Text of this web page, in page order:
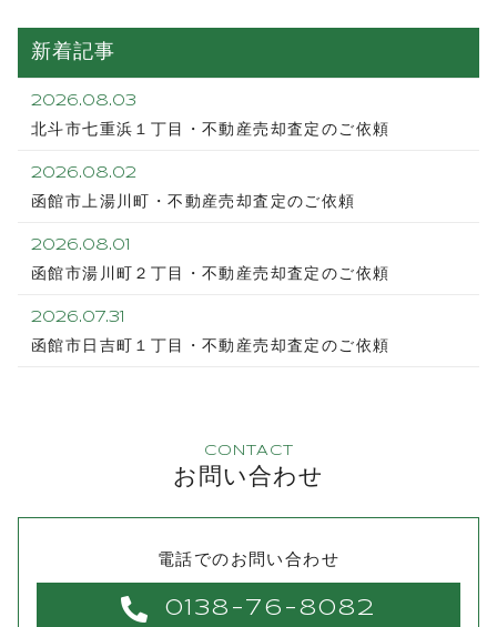
新着記事
2026.08.03
北斗市七重浜１丁目・不動産売却査定のご依頼
2026.08.02
函館市上湯川町・不動産売却査定のご依頼
2026.08.01
函館市湯川町２丁目・不動産売却査定のご依頼
2026.07.31
函館市日吉町１丁目・不動産売却査定のご依頼
CONTACT
お問い合わせ
電話でのお問い合わせ
0138-76-8082